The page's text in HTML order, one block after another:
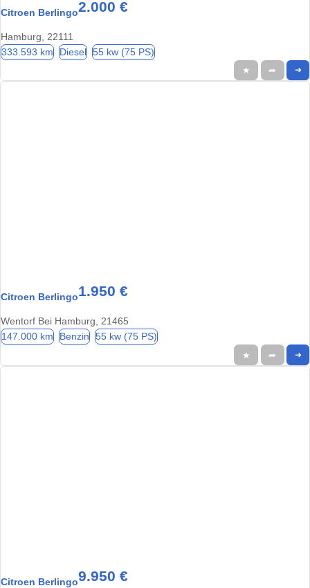
Citroen Berlingo2.000 €
Hamburg, 22111
333.593 km Diesel 55 kw (75 PS)
★ ➦ ➜
Citroen Berlingo1.950 €
Wentorf Bei Hamburg, 21465
147.000 km Benzin 55 kw (75 PS)
★ ➦ ➜
Citroen Berlingo9.950 €